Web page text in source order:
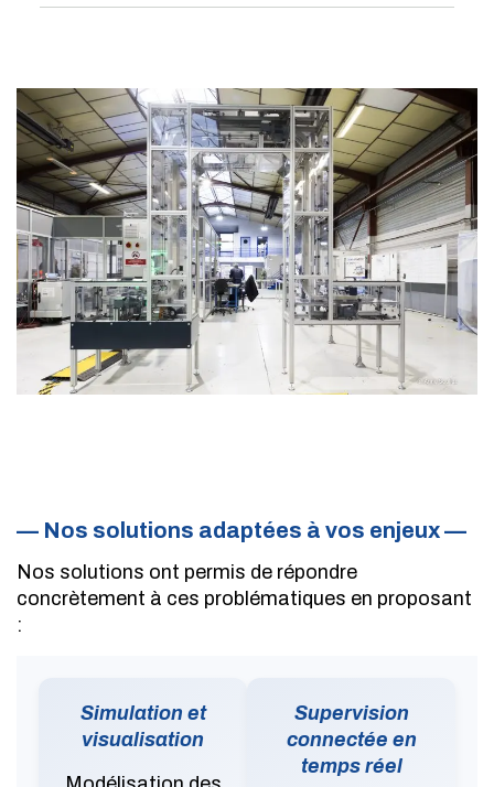
— Nos solutions adaptées à vos enjeux —
Nos solutions ont permis de répondre
concrètement à ces problématiques en proposant
:
Simulation et
visualisation
Supervision
connectée en
temps réel